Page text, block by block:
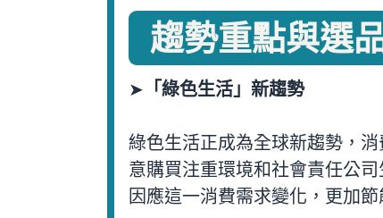
趨勢重點與選
➤ 「綠色生活」新趨勢
綠色生活正成為全球新趨勢，
意購買注重環境和社會責任公司
因應這一消費需求變化，更加